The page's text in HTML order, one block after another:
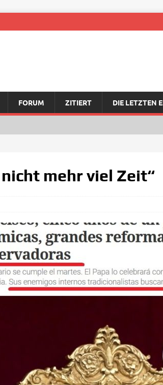
FORUM ZITIERT DIE LETZTEN
mehr viel Zeit“